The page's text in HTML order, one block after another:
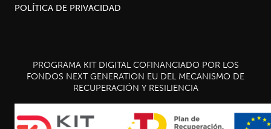
POLÍTICA DE PRIVACIDAD
PROGRAMA KIT DIGITAL COFINANCIADO POR LOS
FONDOS NEXT GENERATION EU DEL MECANISMO DE
RECUPERACIÓN Y RESILIENCIA